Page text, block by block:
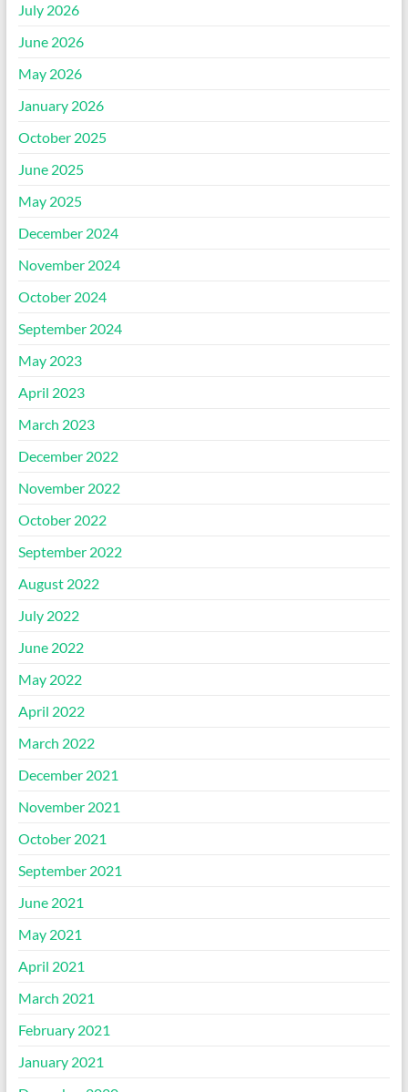
July 2026
June 2026
May 2026
January 2026
October 2025
June 2025
May 2025
December 2024
November 2024
October 2024
September 2024
May 2023
April 2023
March 2023
December 2022
November 2022
October 2022
September 2022
August 2022
July 2022
June 2022
May 2022
April 2022
March 2022
December 2021
November 2021
October 2021
September 2021
June 2021
May 2021
April 2021
March 2021
February 2021
January 2021